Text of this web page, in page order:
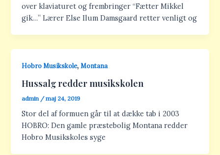
over klaviaturet og frembringer “Fætter Mikkel
gik…” Lærer Else Ilum Damsgaard retter venligt og
Hobro Musikskole,Montana
Hussalg redder musikskolen
admin /maj 24, 2019
Stor del af formuen går til at dække tab i 2003
HOBRO: Den gamle præstebolig Montana redder
Hobro Musikskoles syge